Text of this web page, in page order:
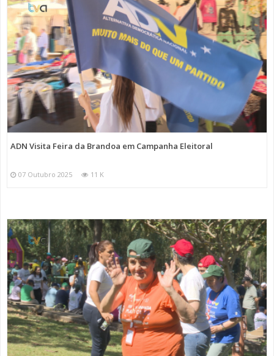
ADN Visita Feira da Brandoa em Campanha Eleitoral
07 Outubro 2025 11 K